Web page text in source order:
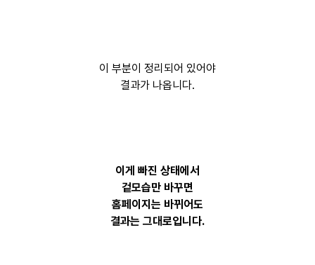
이 부분이 정리되어 있어야
결과가 나옵니다.
이게 빠진 상태에서
겉모습만 바꾸면
홈페이지는 바뀌어도
결과는 그대로입니다.